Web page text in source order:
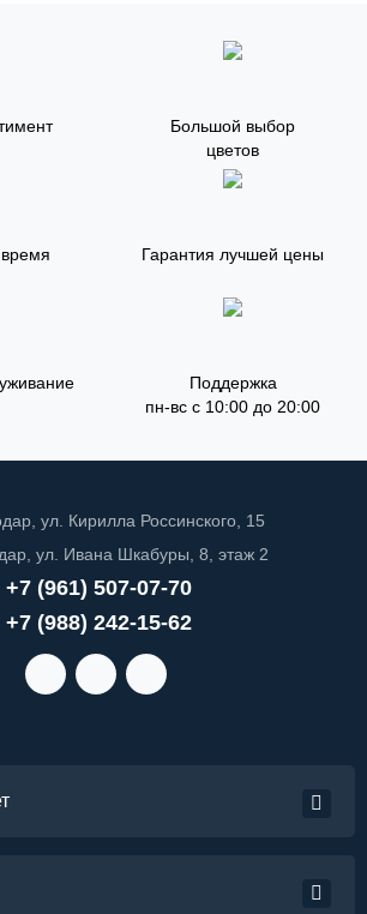
Большой выбор
цветов
Гарантия лучшей цены
Поддержка
пн-вс с 10:00 до 20:00
ул. Кирилла Россинского, 15
ул. Ивана Шкабуры, 8, этаж 2
+7 (961) 507-07-70
+7 (988) 242-15-62